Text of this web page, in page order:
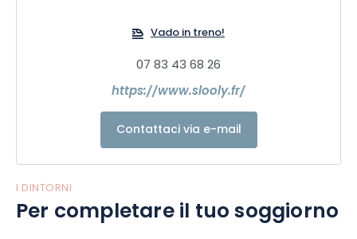
Vado in treno!
07 83 43 68 26
https://www.slooly.fr/
Contattaci via e-mail
I DINTORNI
Per completare il tuo soggiorno